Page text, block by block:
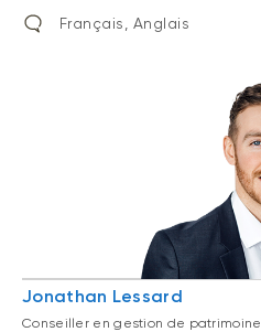
Français, Anglais
Jonathan Lessard
Conseiller en gestion de patrimoine